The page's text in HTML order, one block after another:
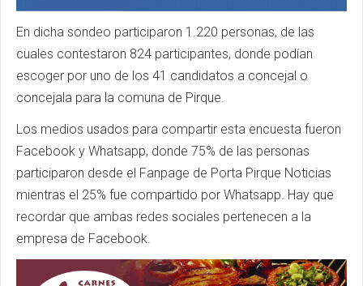
En dicha sondeo participaron 1.220 personas, de las
cuales contestaron 824 participantes, donde podían
escoger por uno de los 41 candidatos a concejal o
concejala para la comuna de Pirque.
Los medios usados para compartir esta encuesta fueron
Facebook y Whatsapp, donde 75% de las personas
participaron desde el Fanpage de Porta Pirque Noticias
mientras el 25% fue compartido por Whatsapp. Hay que
recordar que ambas redes sociales pertenecen a la
empresa de Facebook.